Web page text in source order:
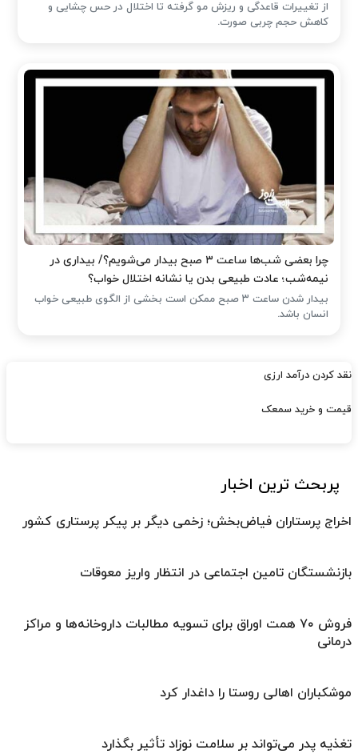
از تغییرات قاعدگی و ریزش مو گرفته تا اختلال در حس چشایی و
کاهش حجم چربی صورت.
چرا بعضی شب‌ها ساعت ۳ صبح بیدار می‌شویم؟/ بیداری در
نیمه‌شب؛ عادت طبیعی بدن یا نشانه اختلال خواب؟
بیدار شدن ساعت ۳ صبح ممکن است بخشی از الگوی طبیعی خواب
انسان باشد.
نقد کردن درآمد ارزی
قیمت و خرید سمعک
پربحث ترین اخبار
اخراج پرستاران فیاض‌بخش؛ زخمی دیگر بر پیکر پرستاری کشور
بازنشستگان تامین اجتماعی در انتظار واریز معوقات
فروش ۷۰ همت اوراق برای تسویه مطالبات داروخانه‌ها و مراکز
درمانی
موشکباران اهالی روستا را داغدار کرد
تغذیه پدر می‌تواند بر سلامت نوزاد تأثیر بگذارد